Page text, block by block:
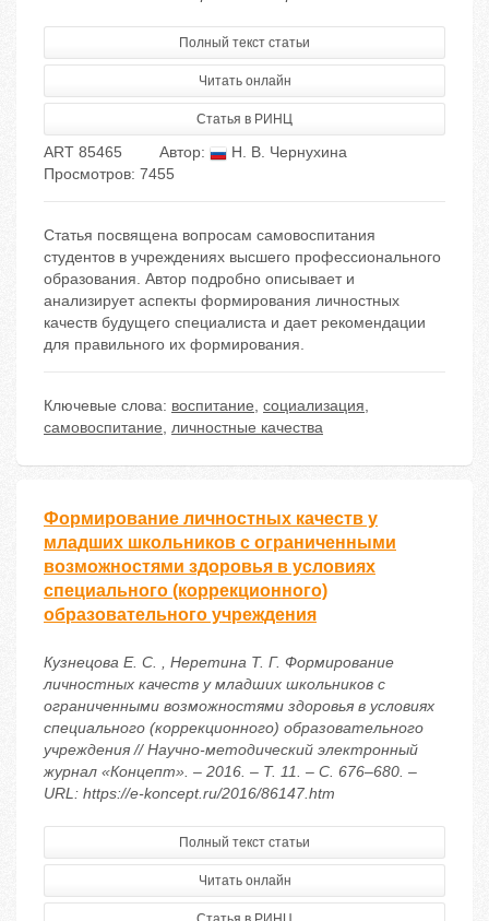
Полный текст статьи
Читать онлайн
Статья в РИНЦ
ART 85465 Автор:
Н. В. Чернухина
Просмотров: 7455
Статья посвящена вопросам самовоспитания
студентов в учреждениях высшего профессионального
образования. Автор подробно описывает и
анализирует аспекты формирования личностных
качеств будущего специалиста и дает рекомендации
для правильного их формирования.
Ключевые слова: воспитание, социализация,
самовоспитание, личностные качества
Формирование личностных качеств у
младших школьников с ограниченными
возможностями здоровья в условиях
специального (коррекционного)
образовательного учреждения
Кузнецова Е. С. , Неретина Т. Г. Формирование
личностных качеств у младших школьников с
ограниченными возможностями здоровья в условиях
специального (коррекционного) образовательного
учреждения // Научно-методический электронный
журнал «Концепт». – 2016. – Т. 11. – С. 676–680. –
URL: https://e-koncept.ru/2016/86147.htm
Полный текст статьи
Читать онлайн